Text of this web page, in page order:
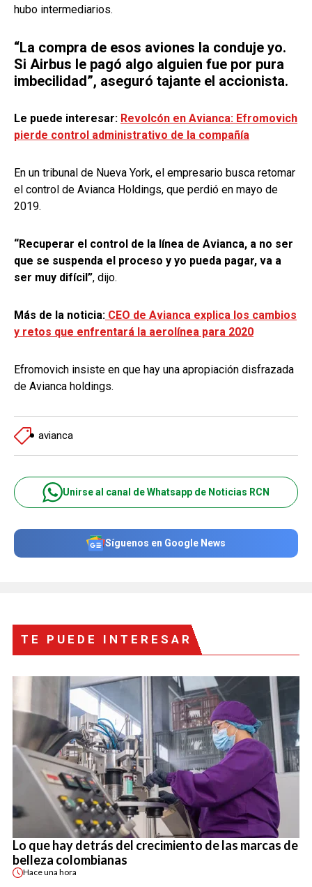
hubo intermediarios.
“La compra de esos aviones la conduje yo.
Si Airbus le pagó algo alguien fue por pura
imbecilidad”, aseguró tajante el accionista.
Le puede interesar: Revolcón en Avianca: Efromovich
pierde control administrativo de la compañía
En un tribunal de Nueva York, el empresario busca retomar
el control de Avianca Holdings, que perdió en mayo de
2019.
“Recuperar el control de la línea de Avianca, a no ser
que se suspenda el proceso y yo pueda pagar, va a
ser muy difícil”, dijo.
Más de la noticia: CEO de Avianca explica los cambios
y retos que enfrentará la aerolínea para 2020
Efromovich insiste en que hay una apropiación disfrazada
de Avianca holdings.
avianca
Unirse al canal de Whatsapp de Noticias RCN
Síguenos en Google News
TE PUEDE INTERESAR
Lo que hay detrás del crecimiento de las marcas de
belleza colombianas
Haceuna hora